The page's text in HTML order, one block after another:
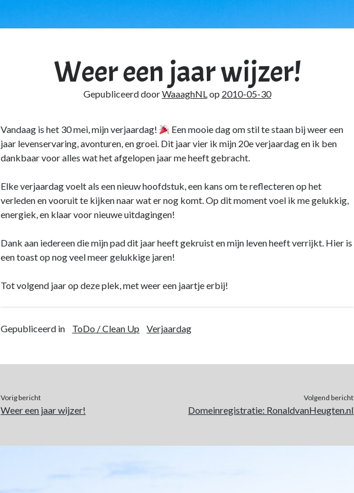
Weer een jaar wijzer!
Gepubliceerd doorWaaaghNLop 2010-05-30
Vandaag is het 30 mei, mijn verjaardag!
Een mooie dag om stil te staan bij weer een
jaar levenservaring, avonturen, en groei. Dit jaar vier ik mijn 20e verjaardag en ik ben
dankbaar voor alles wat het afgelopen jaar me heeft gebracht.
Elke verjaardag voelt als een nieuw hoofdstuk, een kans om te reflecteren op het
verleden en vooruit te kijken naar wat er nog komt. Op dit moment voel ik me gelukkig,
energiek, en klaar voor nieuwe uitdagingen!
Dank aan iedereen die mijn pad dit jaar heeft gekruist en mijn leven heeft verrijkt. Hier is
een toast op nog veel meer gelukkige jaren!
Tot volgend jaar op deze plek, met weer een jaartje erbij!
Gepubliceerd in ToDo / Clean Up Verjaardag
Vorig bericht
Weer een jaar wijzer!
Volgend bericht
Domeinregistratie: RonaldvanHeugten.nl